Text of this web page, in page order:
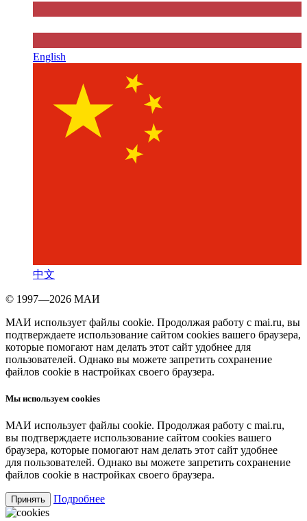
English
中文
© 1997—2026 МАИ
МАИ использует файлы cookie. Продолжая работу с mai.ru, вы
подтверждаете использование сайтом cookies вашего браузера,
которые помогают нам делать этот сайт удобнее для
пользователей. Однако вы можете запретить сохранение
файлов cookie в настройках своего браузера.
Мы используем cookies
МАИ использует файлы cookie. Продолжая работу с mai.ru,
вы подтверждаете использование сайтом cookies вашего
браузера, которые помогают нам делать этот сайт удобнее
для пользователей. Однако вы можете запретить сохранение
файлов cookie в настройках своего браузера.
Принять Подробнее